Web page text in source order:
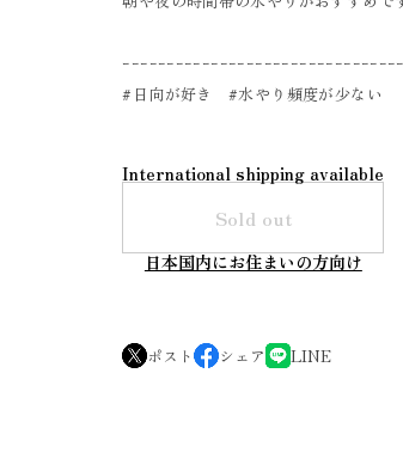
ｰｰｰｰｰｰｰｰｰｰｰｰｰｰｰｰｰｰｰｰｰｰｰｰｰｰｰｰｰｰｰ
#日向が好き #水やり頻度が少ない
International shipping available
Sold out
日本国内にお住まいの方向け
ポスト シェア LINE